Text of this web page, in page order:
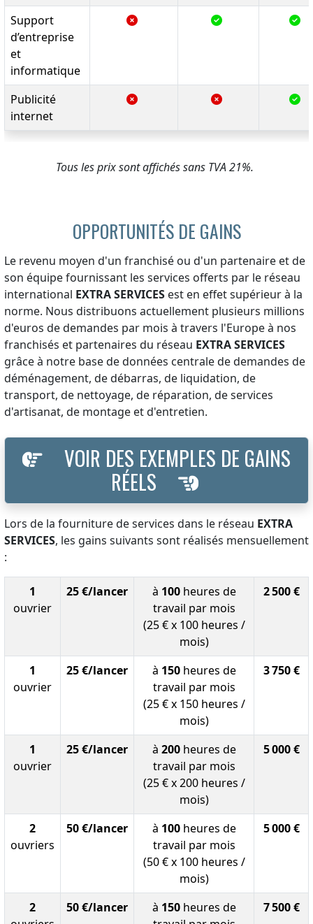
Support
d’entreprise
et
informatique
Publicité
internet
Tous les prix sont affichés sans TVA 21%.
OPPORTUNITÉS DE GAINS
Le revenu moyen d'un franchisé ou d'un partenaire et de
son équipe fournissant les services offerts par le réseau
international EXTRA SERVICES est en effet supérieur à la
norme. Nous distribuons actuellement plusieurs millions
d'euros de demandes par mois à travers l'Europe à nos
franchisés et partenaires du réseau EXTRA SERVICES
grâce à notre base de données centrale de demandes de
déménagement, de débarras, de liquidation, de
transport, de nettoyage, de réparation, de services
d'artisanat, de montage et d'entretien.
VOIR DES EXEMPLES DE GAINS
RÉELS
Lors de la fourniture de services dans le réseau EXTRA
SERVICES, les gains suivants sont réalisés mensuellement
:
1
ouvrier
25 €/lancer à 100heures de
travail par mois
(25 € x 100 heures /
mois)
2 500 €
1
ouvrier
25 €/lancer à 150heures de
travail par mois
(25 € x 150 heures /
mois)
3 750 €
1
ouvrier
25 €/lancer à 200heures de
travail par mois
(25 € x 200 heures /
mois)
5 000 €
2
ouvriers
50 €/lancer à 100heures de
travail par mois
(50 € x 100 heures /
mois)
5 000 €
2
50 €/lancer à 150heures de
7 500 €